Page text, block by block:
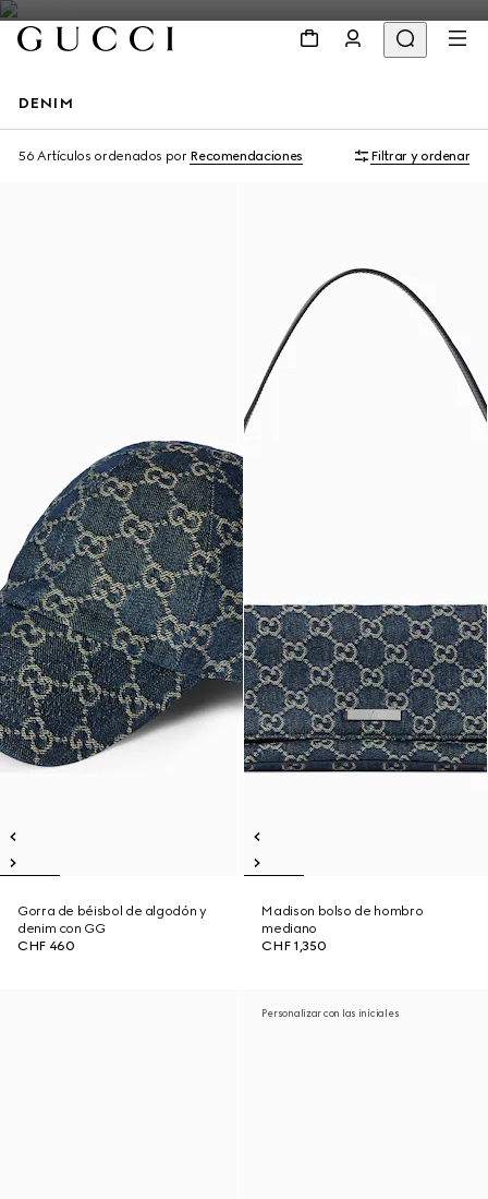
DENIM
56 Artículos ordenados por Recomendaciones Filtrar y ordenar
Gorra de béisbol de algodón y
denim con GG
CHF 460
Personalizar con las iniciales
Madison bolso de hombro
mediano
CHF 1,350
Personalizar con las iniciales